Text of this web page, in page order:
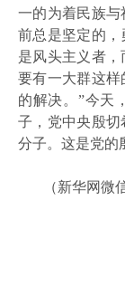
一的为着民族
前总是坚定的
是风头主义者
要有一大群这样
的解决。”今天
子，党中央殷
分子。这是党的
（新华网微